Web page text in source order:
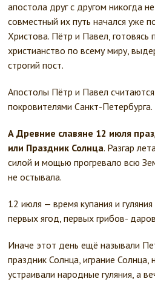
апостола друг с другом никогда
совместный их путь начался уже
Христова. Пётр и Павел, готовясь
христианство по всему миру,
строгий пост.
Апостолы Пётр и Павел
покровителями Санкт-Петербурга.
А Древние славяне 12 июля
или Праздник Солнца. Разгар
силой и мощью прогревало всю
не остывала.
12 июля — время купания и
первых ягод, первых грибов-
Иначе этот день ещё называли
праздник Солнца, играние Солнца,
устраивали народные гуляния, а